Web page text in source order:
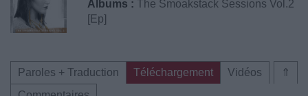
Albums : The Smoakstack Sessions Vol.2
[Ep]
⇑
Paroles + Traduction Téléchargement
Vidéos